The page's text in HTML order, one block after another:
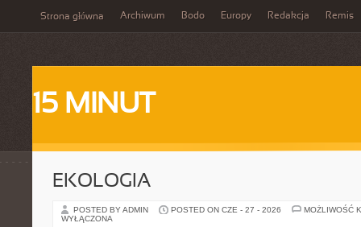
Strona główna Archiwum Bodo Europy Redakcja Remis
15 MINUT
EKOLOGIA
POSTED BY ADMIN POSTED ON CZE - 27 - 2026
MOŻLIWOŚĆ
WYŁĄCZONA